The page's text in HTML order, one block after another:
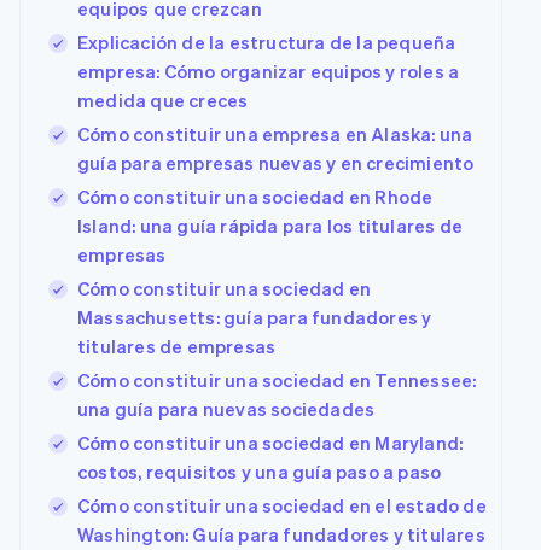
equipos que crezcan
Explicación de la estructura de la pequeña
empresa: Cómo organizar equipos y roles a
medida que creces
Cómo constituir una empresa en Alaska: una
guía para empresas nuevas y en crecimiento
Cómo constituir una sociedad en Rhode
Island: una guía rápida para los titulares de
empresas
Cómo constituir una sociedad en
Massachusetts: guía para fundadores y
titulares de empresas
Cómo constituir una sociedad en Tennessee:
una guía para nuevas sociedades
Cómo constituir una sociedad en Maryland:
costos, requisitos y una guía paso a paso
Cómo constituir una sociedad en el estado de
Washington: Guía para fundadores y titulares